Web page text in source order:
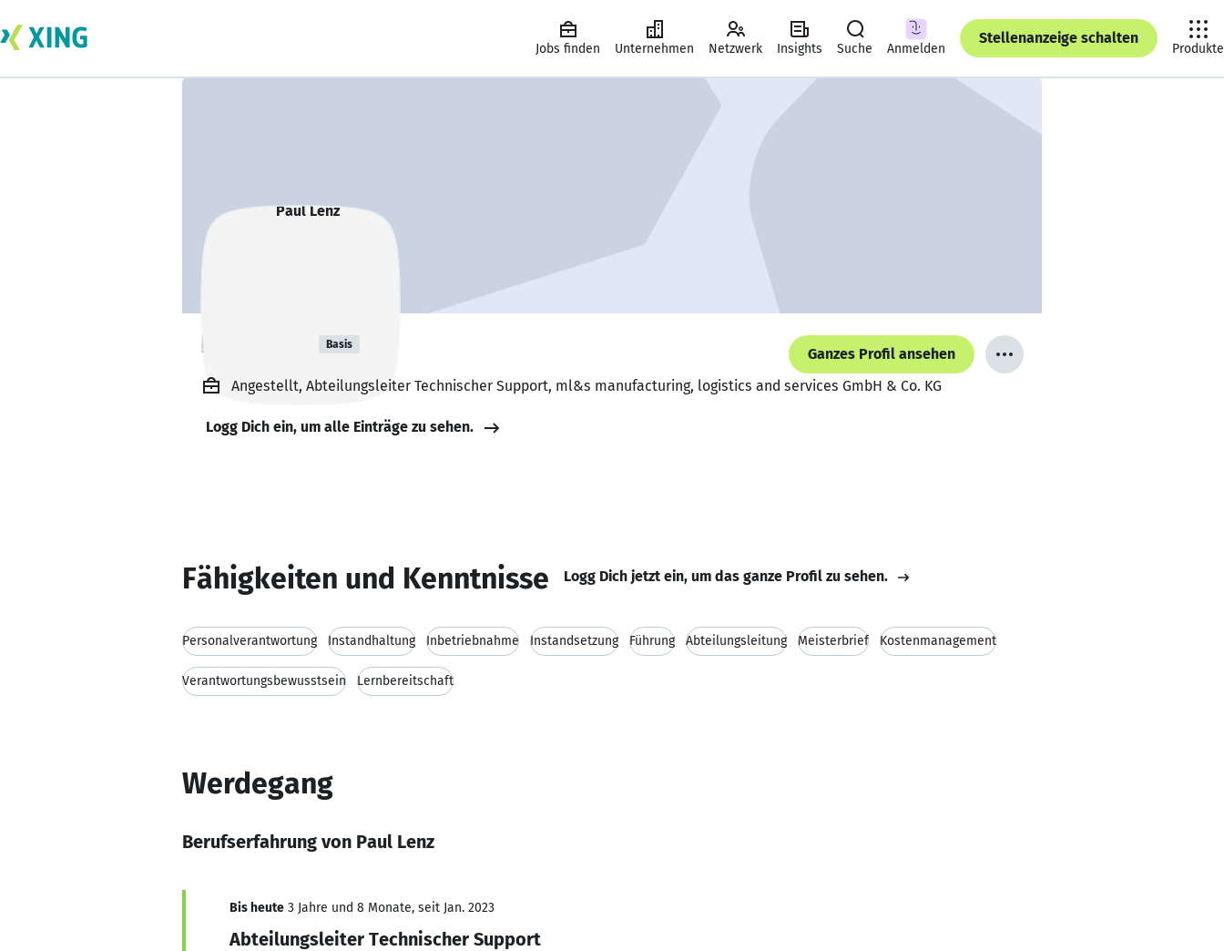
Jobs finden Unternehmen Netzwerk Insights Suche Anmelden
Stellenanzeige schalten
Produkte
Paul Lenz Basis
Ganzes Profil ansehen
Angestellt, Abteilungsleiter Technischer Support, ml&s manufacturing, logistics and services GmbH & Co. KG
Logg Dich ein, um alle Einträge zu sehen.
Fähigkeiten und Kenntnisse Logg Dich jetzt ein, um das ganze Profil zu sehen.
Personalverantwortung Instandhaltung Inbetriebnahme Instandsetzung Führung Abteilungsleitung Meisterbrief Kostenmanagement
Verantwortungsbewusstsein Lernbereitschaft
Werdegang
Berufserfahrung von Paul Lenz
Bis heute 3 Jahre und 8 Monate, seit Jan. 2023
Abteilungsleiter Technischer Support